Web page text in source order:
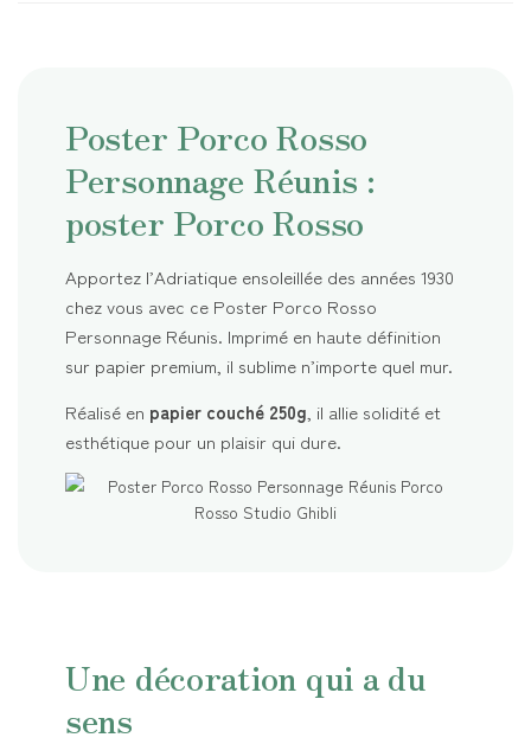
Poster Porco Rosso
Personnage Réunis :
poster Porco Rosso
Apportez l’Adriatique ensoleillée des années 1930
chez vous avec ce Poster Porco Rosso
Personnage Réunis. Imprimé en haute définition
sur papier premium, il sublime n’importe quel mur.
Réalisé en papier couché 250g , il allie solidité et
esthétique pour un plaisir qui dure.
Une décoration qui a du
sens